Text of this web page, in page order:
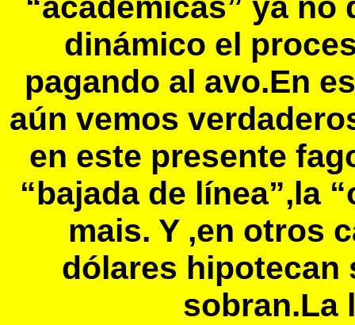
“académicas” ya no
dinámico el
pagando al avo.En
aún vemos
en este presente
“bajada de línea”,la
mais. Y ,en otros
dólares hipotecan
sobran.La